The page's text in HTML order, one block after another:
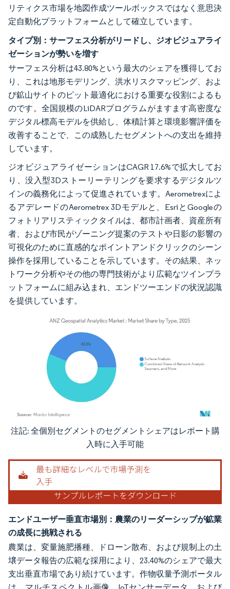
リティクス市場を地図作成ツールボックスではなく意思決
定自動化プラットフォームとして確立しています。
タイプ別：サーフェス分析がリードし、ジオビジュアライ
ゼーションが勢いを増す
サーフェス分析は43.80%という最大のシェアを獲得してお
り、これは地形モデリング、洪水リスクマッピング、およ
び鉱山サイトのピット最適化における重要な役割によるも
のです。全国規模のLiDARプログラムがますます高密度な
デジタル標高モデルを供給し、体積計算と環境影響評価を
改善することで、この成熟したセグメントへの支出を維持
しています。
ジオビジュアライゼーションはCAGR 17.6%で拡大してお
り、没入型3Dストーリーテリングを要求するデジタルツ
インの義務化によって促進されています。Aerometrexによ
るアデレードのAerometrex 3Dモデルと、EsriとGoogleの
フォトリアリスティックタイルは、都市計画者、資産所有
者、および市民がゾーニング提案のテストや日影の影響の
可視化のために直感的なポイントアンドクリックのシーン
操作を採用していることを示しています。その結果、ネッ
トワーク分析やその他の専門技術がより広範なツインプラ
ットフォームに組み込まれ、エンドツーエンドの状況認識
を提供しています。
画像 © Mordor Intelligence。再利用にはCC BY 4.0の表示が必要です。
注記: 全個別セグメントのセグメントシェアはレポート購
入時に入手可能
エンドユーザー垂直市場別：農業のリーダーシップが鉱業
の成長に挑戦される
農業は、変量施肥播種、ドローン散布、および規制上の土
壌データ報告の広範な採用により、23.40%のシェアで最大
支出垂直市場であり続けています。作物収量予測ポータル